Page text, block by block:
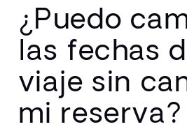
¿Puedo
las fechas
viaje sin
mi reserva?